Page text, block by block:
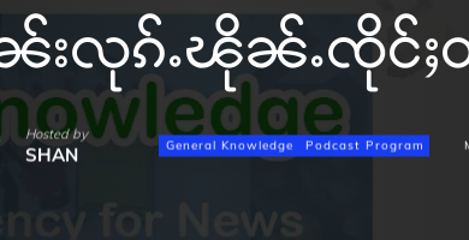
းလုၵ်ႉၽိုၼ်ႉၸိုင်ႈတႆ
Hosted by
SHAN General Knowledge Podcast Program